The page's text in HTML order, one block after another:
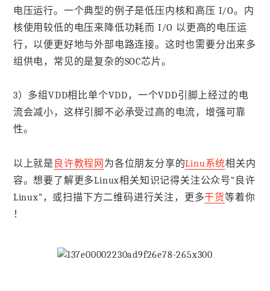
电压运行。一个典型的例子是低压内核和高压 I/O。内
核使用较低的电压来降低功耗而 I/O 以更高的电压运
行，以便更好地与外部电路连接。这时也需要分出来多
组供电，常见的是复杂的SOC芯片。
3）多组VDD相比单个VDD，一个VDD引脚上经过的电
流会减小，这样引脚不必承受过高的电流，增强可靠
性。
以上就是 良许教程网 为各位朋友分享的Linu系统相关内
容。想要了解更多Linux相关知识记得关注公众号“良许
Linux”，或扫描下方二维码进行关注，更多干货等着你
！